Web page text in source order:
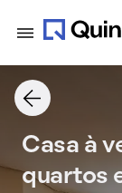
Casa à
quartos